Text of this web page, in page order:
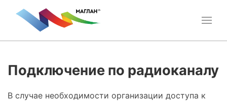
Подключение по радиоканалу
В случае необходимости организации доступа к